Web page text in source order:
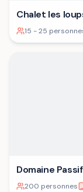
Chalet les
15 - 25
Domaine
200 personnes